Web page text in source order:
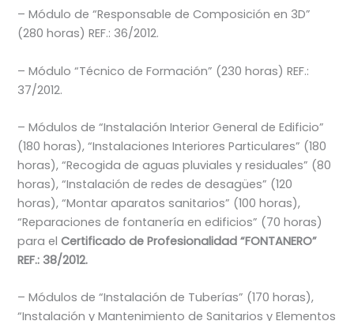
– Módulo de “Responsable de Composición en 3D”
(280 horas) REF.: 36/2012.
– Módulo “Técnico de Formación” (230 horas) REF.:
37/2012.
– Módulos de “Instalación Interior General de Edificio”
(180 horas), “Instalaciones Interiores Particulares” (180
horas), “Recogida de aguas pluviales y residuales” (80
horas), “Instalación de redes de desagües” (120
horas), “Montar aparatos sanitarios” (100 horas),
“Reparaciones de fontanería en edificios” (70 horas)
para el Certificado de Profesionalidad “FONTANERO”
REF.: 38/2012.
– Módulos de “Instalación de Tuberías” (170 horas),
“Instalación y Mantenimiento de Sanitarios y Elementos